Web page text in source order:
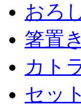
おろ
箸置き
カト
セット